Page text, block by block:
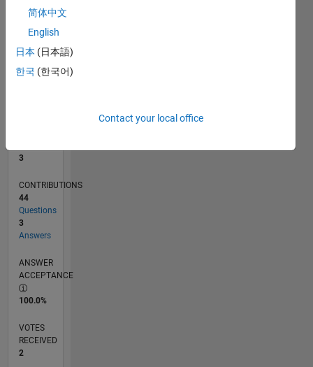
L
01/19
11/19
09/20
07/21
05/22
03/23
01/24
11/24
09/25
07/26
12/19
11/20
10/21
09/22
08/23
07/24
06/25
05/26
02/20
03/21
04/22
05/23
06/24
07/25
08/26
TIMELINE
3
CONTRIBUTIONS
44
Questions
3
Answers
ANSWER
ACCEPTANCE
100.0%
VOTES
RECEIVED
2
简体中文
English
日本 (日本語)
한국 (한국어)
Contact your local office